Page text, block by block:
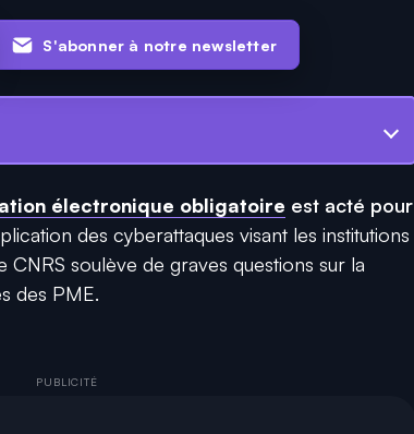
S'abonner à notre newsletter
électronique obligatoire est acté pour
des cyberattaques visant les institutions
soulève de graves questions sur la
des PME.